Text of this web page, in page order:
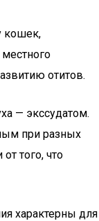
кошек,
отитов.
— экссудатом.
при разных
того, что
характерны для